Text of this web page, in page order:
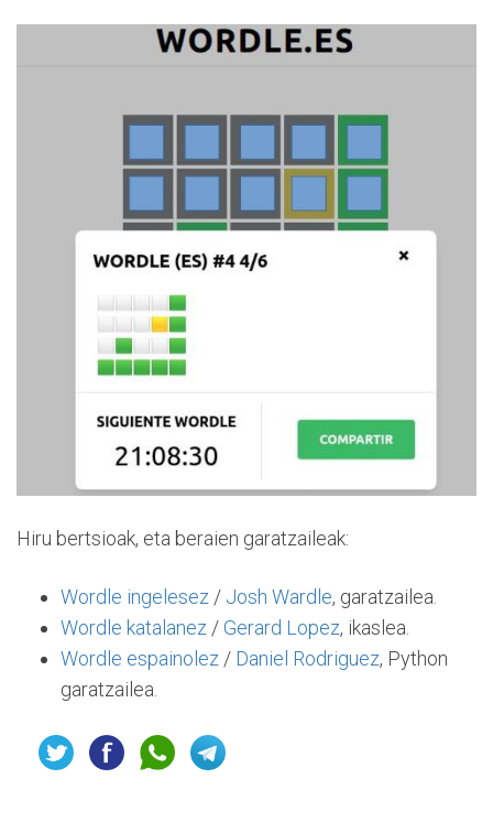
Hiru bertsioak, eta beraien garatzaileak:
Wordle ingelesez / Josh Wardle, garatzailea.
Wordle katalanez / Gerard Lopez, ikaslea.
Wordle espainolez / Daniel Rodriguez, Python
garatzailea.